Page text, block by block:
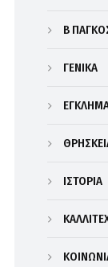
Β΄
ΓΕΝΙΚΑ
ΙΣΤΟΡΙΑ